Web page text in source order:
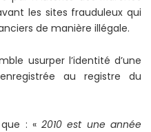
les sites frauduleux qui
de manière illégale.
usurper l’identité d’une
au registre du
que : «2010 est une année